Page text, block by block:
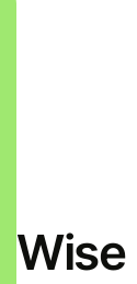
Wise